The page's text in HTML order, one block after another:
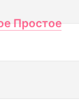
Простое